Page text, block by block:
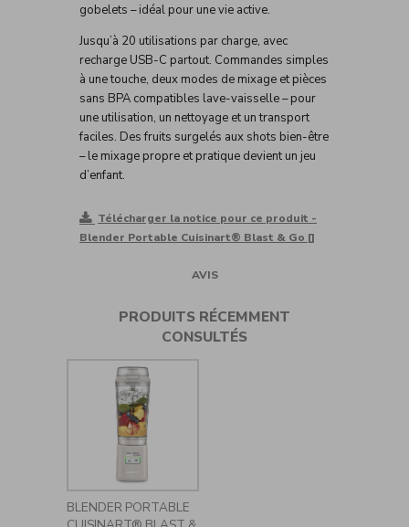
gobelets – idéal pour une vie active.
Jusqu’à 20 utilisations par charge, avec
recharge USB-C partout. Commandes simples
à une touche, deux modes de mixage et pièces
sans BPA compatibles lave-vaisselle – pour
une utilisation, un nettoyage et un transport
faciles. Des fruits surgelés aux shots bien-être
– le mixage propre et pratique devient un jeu
d’enfant.
Télécharger la notice pour ce produit -
Blender Portable Cuisinart® Blast & Go []
AVIS
PRODUITS RÉCEMMENT
CONSULTÉS
BLENDER PORTABLE